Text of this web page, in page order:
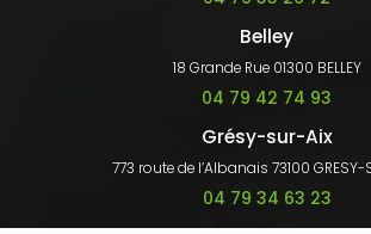
Belley
18 Grande Rue 01300 BELLEY
04 79 42 74 93
Grésy-sur-Aix
773 route de l’Albanais 73100 GRESY-
04 79 34 63 23